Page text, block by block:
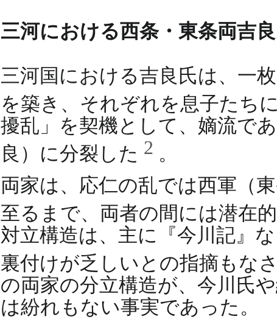
三河における西条・東条両吉
三河国における吉良氏は、一
を築き、それぞれを息子たち
擾乱」を契機として、嫡流で
良）に分裂した 2 。
両家は、応仁の乱では西軍（
至るまで、両者の間には潜在
対立構造は、主に『今川記』
裏付けが乏しいとの指摘もな
の両家の分立構造が、今川氏
は紛れもない事実であった。